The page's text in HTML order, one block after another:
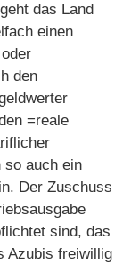
das Land
einen
den
=reale
so auch ein
Der Zuschuss
sind, das
Azubis freiwillig